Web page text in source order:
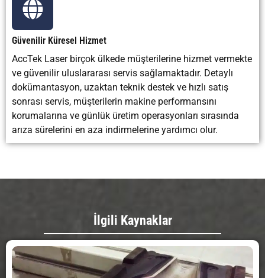
Güvenilir Küresel Hizmet
AccTek Laser birçok ülkede müşterilerine hizmet vermekte
ve güvenilir uluslararası servis sağlamaktadır. Detaylı
dokümantasyon, uzaktan teknik destek ve hızlı satış
sonrası servis, müşterilerin makine performansını
korumalarına ve günlük üretim operasyonları sırasında
arıza sürelerini en aza indirmelerine yardımcı olur.
İlgili Kaynaklar